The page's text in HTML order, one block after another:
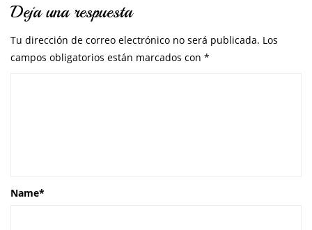
Deja una respuesta
Tu dirección de correo electrónico no será publicada. Los
campos obligatorios están marcados con *
Name*